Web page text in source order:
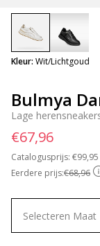
Bulmya
Lage
Eerdere prijs:€68,96
Catalogusprijs: Price
€99,95
€67,96
Kleur: Wit/Lichtgoud
selected
Selecteren Maat